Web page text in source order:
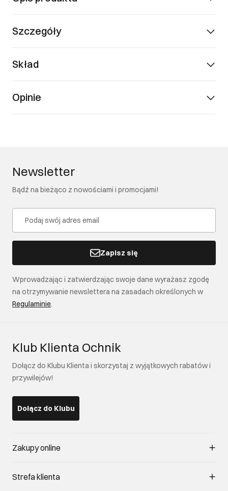
Szczegóły
Skład
Opinie
Newsletter
Bądź na bieżąco z nowościami i promocjami!
Zapisz się
Wprowadzając i zatwierdzając swoje dane wyrażasz zgodę
na otrzymywanie newslettera na zasadach określonych w
Regulaminie.
Klub Klienta Ochnik
Dołącz do Klubu Klienta i skorzystaj z wyjątkowych rabatów i
przywilejów!
Dołącz do Klubu
Zakupy online
Zarządzaj cookies
Strefa klienta